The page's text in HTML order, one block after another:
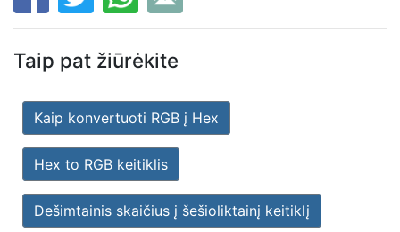
Taip pat žiūrėkite
Kaip konvertuoti RGB į Hex
Hex to RGB keitiklis
Dešimtainis skaičius į šešioliktainį keitiklį